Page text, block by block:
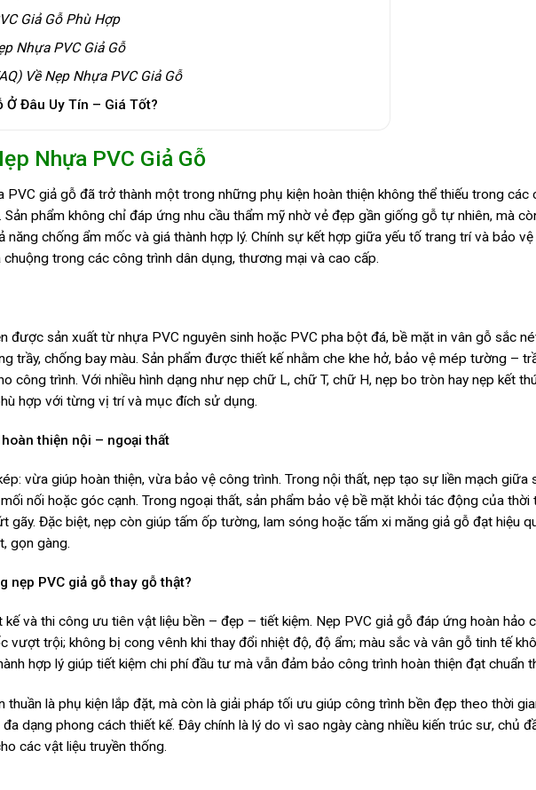
Giả Gỗ Phù Hợp
Nhựa PVC Giả Gỗ
Về Nẹp Nhựa PVC Giả Gỗ
Ở Đâu Uy Tín – Giá Tốt?
Nhựa PVC Giả Gỗ
PVC giả gỗ đã trở thành một trong những phụ kiện hoàn thiện không thể thiếu trong các
phẩm không chỉ đáp ứng nhu cầu thẩm mỹ nhờ vẻ đẹp gần giống gỗ tự nhiên, mà
năng chống ẩm mốc và giá thành hợp lý. Chính sự kết hợp giữa yếu tố trang trí và bảo
trong các công trình dân dụng, thương mại và cao cấp.
được sản xuất từ nhựa PVC nguyên sinh hoặc PVC pha bột đá, bề mặt in vân gỗ sắc
trầy, chống bay màu. Sản phẩm được thiết kế nhằm che khe hở, bảo vệ mép tường –
công trình. Với nhiều hình dạng như nẹp chữ L, chữ T, chữ H, nẹp bo tròn hay nẹp kết
hợp với từng vị trí và mục đích sử dụng.
thiện nội – ngoại thất
vừa giúp hoàn thiện, vừa bảo vệ công trình. Trong nội thất, nẹp tạo sự liền mạch giữa
nối hoặc góc cạnh. Trong ngoại thất, sản phẩm bảo vệ bề mặt khỏi tác động của thời
gãy. Đặc biệt, nẹp còn giúp tấm ốp tường, lam sóng hoặc tấm xi măng giả gỗ đạt hiệu
gọn gàng.
nẹp PVC giả gỗ thay gỗ thật?
và thi công ưu tiên vật liệu bền – đẹp – tiết kiệm. Nẹp PVC giả gỗ đáp ứng hoàn hảo
vượt trội; không bị cong vênh khi thay đổi nhiệt độ, độ ẩm; màu sắc và vân gỗ tinh tế
hợp lý giúp tiết kiệm chi phí đầu tư mà vẫn đảm bảo công trình hoàn thiện đạt chuẩn
thuần là phụ kiện lắp đặt, mà còn là giải pháp tối ưu giúp công trình bền đẹp theo thời
dạng phong cách thiết kế. Đây chính là lý do vì sao ngày càng nhiều kiến trúc sư, chủ
các vật liệu truyền thống.